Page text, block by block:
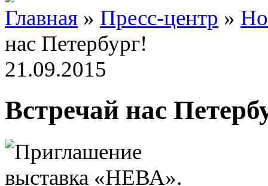
Главная » Пресс-центр »
нас Петербург!
21.09.2015
Встречай нас